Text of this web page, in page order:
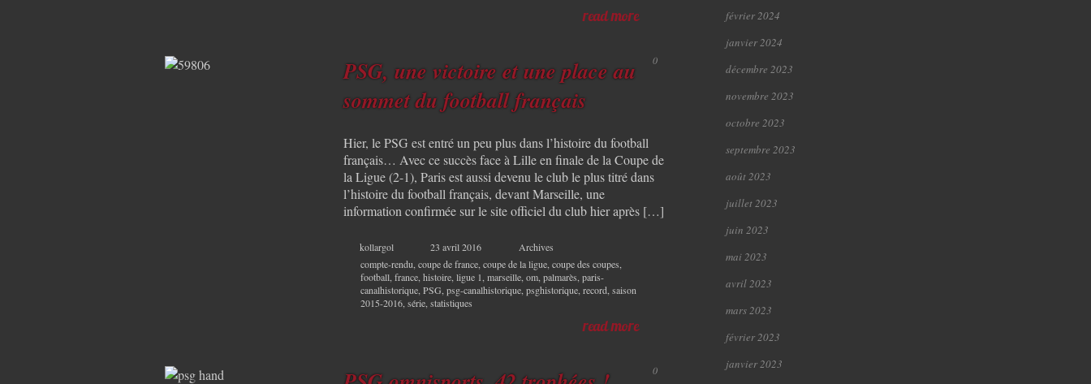
read more
0
PSG, une victoire et une place au
sommet du football français
Hier, le PSG est entré un peu plus dans l’histoire du football
français… Avec ce succès face à Lille en finale de la Coupe de
la Ligue (2-1), Paris est aussi devenu le club le plus titré dans
l’histoire du football français, devant Marseille, une
information confirmée sur le site officiel du club hier après […]
kollargol 23 avril 2016
Archives
compte-rendu,coupe de france,coupe de la ligue,coupe des coupes,
football,france,histoire,ligue 1,marseille,om,palmarès,paris-
canalhistorique,PSG,psg-canalhistorique,psghistorique,record,saison
2015-2016,série,statistiques
read more
0
février 2024
janvier 2024
décembre 2023
novembre 2023
octobre 2023
septembre 2023
août 2023
juillet 2023
juin 2023
mai 2023
avril 2023
mars 2023
février 2023
janvier 2023